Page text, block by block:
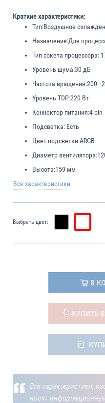
Краткие характеристики:
Тип:Воздушное
Назначение:Для
Тип сокета процессора:
Уровень шума:30 дБ
Частота вращения:200 -
Уровень TDP:220 Вт
Коннектор питания:4 pin
Подсветка: Есть
Цвет подсветки:ARGB
Диаметр вентилятора:
Высота:159 мм
Все характеристики
Выбрать цвет:
В
КУПИТЬ
Все характеристики,
носят